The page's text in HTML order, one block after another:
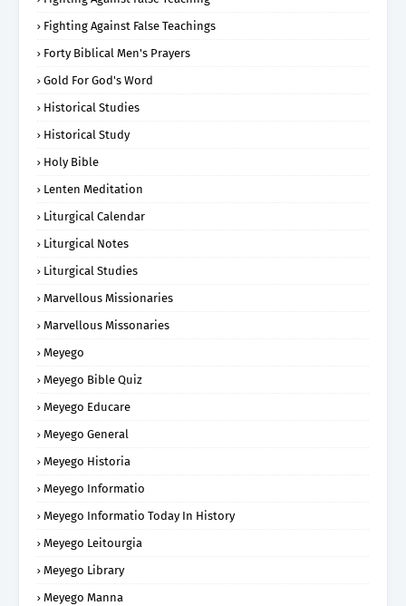
Fighting Against False Teachings
Forty Biblical Men's Prayers
Gold For God's Word
Historical Studies
Historical Study
Holy Bible
Lenten Meditation
Liturgical Calendar
Liturgical Notes
Liturgical Studies
Marvellous Missionaries
Marvellous Missonaries
Meyego
Meyego Bible Quiz
Meyego Educare
Meyego General
Meyego Historia
Meyego Informatio
Meyego Informatio Today In History
Meyego Leitourgia
Meyego Library
Meyego Manna